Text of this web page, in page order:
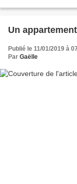
Un
Publié le 11/01/2019 à
Par Gaëlle